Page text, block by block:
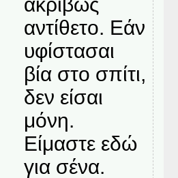
αντίθετο. Εάν
υφίστασαι
βία στο σπίτι,
δεν είσαι
μόνη.
Είμαστε εδώ
για σένα.